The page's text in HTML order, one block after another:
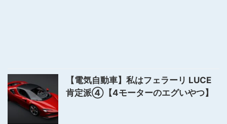
【電気自動車】私はフェラーリ LUCE
肯定派④【4モーターのエグいやつ】